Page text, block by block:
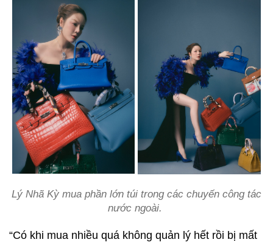
Lý Nhã Kỳ mua phần lớn túi trong các chuyến công tác
nước ngoài.
“Có khi mua nhiều quá không quản lý hết rồi bị mất